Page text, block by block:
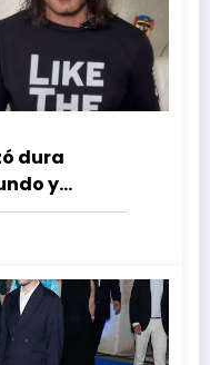
dura
y
en su contra